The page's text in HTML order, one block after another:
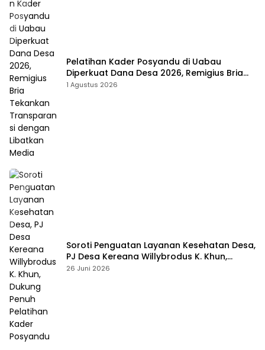
Pelatihan Kader Posyandu di Uabau
Diperkuat Dana Desa 2026, Remigius Bria
Tekankan Transparansi dengan Libatkan
1 Agustus 2026
Soroti Penguatan Layanan Kesehatan Desa,
PJ Desa Kereana Willybrodus K. Khun,
Dukung Penuh Pelatihan Kader Posyandu
26 Juni 2026